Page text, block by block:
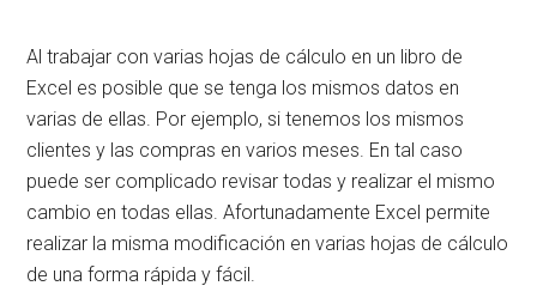
Al trabajar con varias hojas de cálculo en un libro de
Excel es posible que se tenga los mismos datos en
varias de ellas. Por ejemplo, si tenemos los mismos
clientes y las compras en varios meses. En tal caso
puede ser complicado revisar todas y realizar el mismo
cambio en todas ellas. Afortunadamente Excel permite
realizar la misma modificación en varias hojas de cálculo
de una forma rápida y fácil.